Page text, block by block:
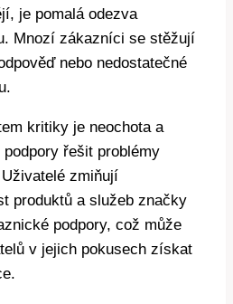
je pomalá odezva
Mnozí zákazníci se stěžují
nebo nedostatečné
kritiky je neochota a
řešit problémy
zmiňují
produktů a služeb značky
podpory, což může
v jejich pokusech získat